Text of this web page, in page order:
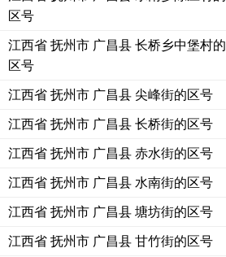
区号
江西省 抚州市 广昌县 长桥乡中堡村的
区号
江西省 抚州市 广昌县 尖峰街的区号
江西省 抚州市 广昌县 长桥街的区号
江西省 抚州市 广昌县 赤水街的区号
江西省 抚州市 广昌县 水南街的区号
江西省 抚州市 广昌县 塘坊街的区号
江西省 抚州市 广昌县 甘竹街的区号